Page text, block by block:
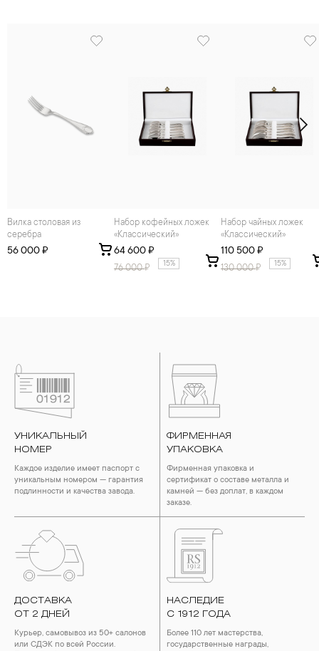
Вилка столовая из
серебра
56 000 ₽
Набор кофейных ложек
«Классический»
64 600 ₽
76 000₽ 15%
Набор чайных ложек
«Классический»
110 500 ₽
130 000₽ 15%
УНИКАЛЬНЫЙ
НОМЕР
Каждое изделие имеет паспорт с
уникальным номером — гарантия
подлинности и качества завода.
ФИРМЕННАЯ
УПАКОВКА
Фирменная упаковка и
сертификат о составе металла и
камней — без доплат, в каждом
заказе.
ДОСТАВКА
ОТ 2 ДНЕЙ
Курьер, самовывоз из 50+ салонов
или СДЭК по всей России.
НАСЛЕДИЕ
С 1912 ГОДА
Более 110 лет мастерства,
государственные награды,